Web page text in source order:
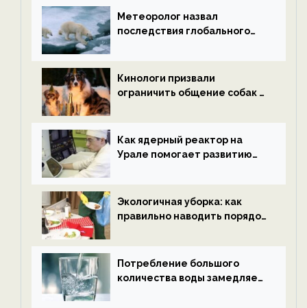
Метеоролог назвал
последствия глобального
ECOportal
Кинологи призвали
ограничить общение собак с
ECOportal
Как ядерный реактор на
Урале помогает развитию
ECOportal
Экологичная уборка: как
правильно наводить порядок
Потребление большого
количества воды замедляет